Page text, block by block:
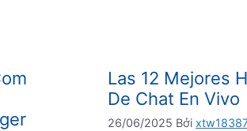
Las 12 Mejores
De Chat En Vivo
26/06/2025 Bởi